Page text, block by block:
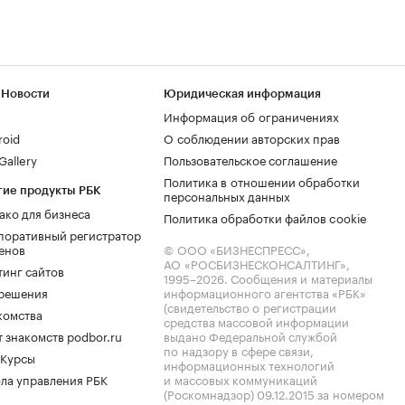
продукты РБК
для бизнеса
регистратор
сайтов
знакомств podbor.ru
управления РБК
Юридическая информация
Информация об ограничениях
О соблюдении авторских прав
Пользовательское соглашение
Политика в отношении обработки
персональных данных
Политика обработки файлов cookie
© ООО «БИЗНЕСПРЕСС»,
АО «РОСБИЗНЕСКОНСАЛТИНГ»,
1995–2026. Сообщения и материалы
информационного агентства «РБК»
(свидетельство о регистрации
средства массовой информации
выдано Федеральной службой
по надзору в сфере связи,
информационных технологий
и массовых коммуникаций
(Роскомнадзор) 09.12.2015 за номером